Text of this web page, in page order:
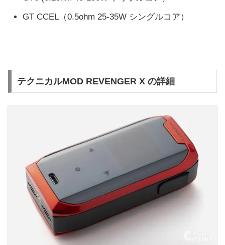
GT CCEL（0.5ohm 25-35W シングルコア）
テクニカルMOD REVENGER X の詳細